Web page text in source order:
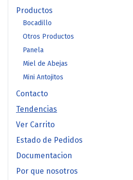
Productos
Bocadillo
Otros Productos
Panela
Miel de Abejas
Mini Antojitos
Contacto
Tendencias
Ver Carrito
Estado de Pedidos
Documentacion
Por que nosotros